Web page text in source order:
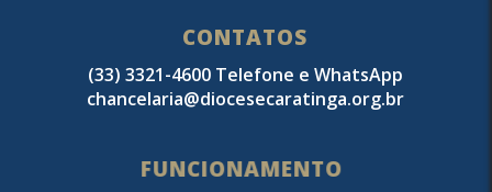
CONTATOS
(33) 3321-4600 Telefone e WhatsApp
chancelaria@diocesecaratinga.org.br
FUNCIONAMENTO